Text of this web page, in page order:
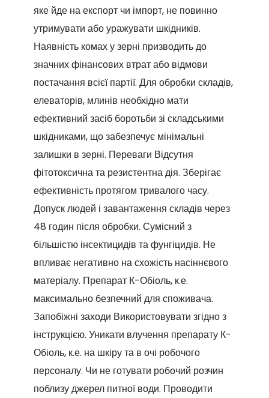
яке йде на експорт чи імпорт, не повинно
утримувати або уражувати шкідників.
Наявність комах у зерні призводить до
значних фінансових втрат або відмови
постачання всієї партії. Для обробки складів,
елеваторів, млинів необхідно мати
ефективний засіб боротьби зі складськими
шкідниками, що забезпечує мінімальні
залишки в зерні. Переваги Відсутня
фітотоксична та резистентна дія. Зберігає
ефективність протягом тривалого часу.
Допуск людей і завантаження складів через
48 годин після обробки. Сумісний з
більшістю інсектицидів та фунгіцидів. Не
впливає негативно на схожість насіннєвого
матеріалу. Препарат К-Обіоль, к.е.
максимально безпечний для споживача.
Запобіжні заходи Використовувати згідно з
інструкцією. Уникати влучення препарату К-
Обіоль, к.е. на шкіру та в очі робочого
персоналу. Чи не готувати робочий розчин
поблизу джерел питної води. Проводити